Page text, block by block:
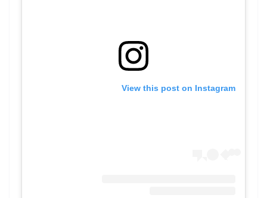
View this post on Instagram